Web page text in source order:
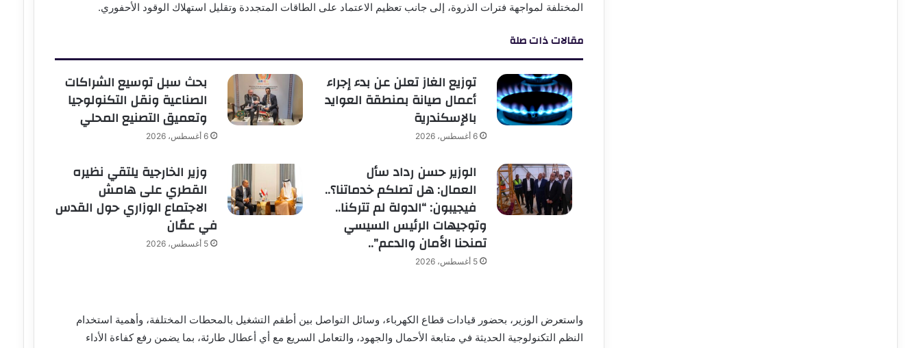
المختلفة لمواجهة فترات الذروة، إلى جانب تعظيم الاعتماد على الطاقات المتجددة وتقليل استهلاك الوقود الأحفوري.
مقالات ذات صلة
توزيع الغاز تعلن عن بدء إجراء
أعمال صيانة بمنطقة العوايد
بالإسكندرية
6 أغسطس، 2026
بحث سبل توسيع الشراكات
الصناعية ونقل التكنولوجيا
وتعميق التصنيع المحلي
6 أغسطس، 2026
الوزير حسن رداد سأل
العمال: هل تصلكم خدماتنا؟..
فيجيبون: “الدولة لم تتركنا..
وتوجيهات الرئيس السيسي
تمنحنا الأمان والدعم”..
5 أغسطس، 2026
وزير الخارجية يلتقي نظيره
القطري على هامش
الاجتماع الوزاري حول القدس
في عمّان
5 أغسطس، 2026
واستعرض الوزير، بحضور قيادات قطاع الكهرباء، وسائل التواصل بين أطقم التشغيل بالمحطات المختلفة، وأهمية استخدام
النظم التكنولوجية الحديثة في متابعة الأحمال والجهود، والتعامل السريع مع أي أعطال طارئة، بما يضمن رفع كفاءة الأداء